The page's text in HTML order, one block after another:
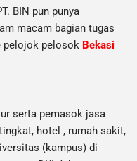
BIN pun punya
macam bagian tugas
pelojok pelosok Bekasi
serta pemasok jasa
hotel , rumah sakit,
(kampus) di